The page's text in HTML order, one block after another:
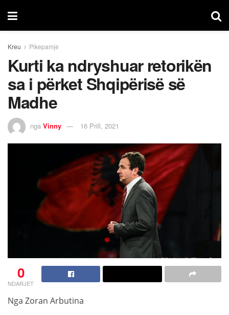
Kreu Pikepamje
Kurti ka ndryshuar retorikën
sa i përket Shqipërisë së
Madhe
nga Vinny 16 Prill, 2021
0
NDARJET
Nga Zoran Arbutina